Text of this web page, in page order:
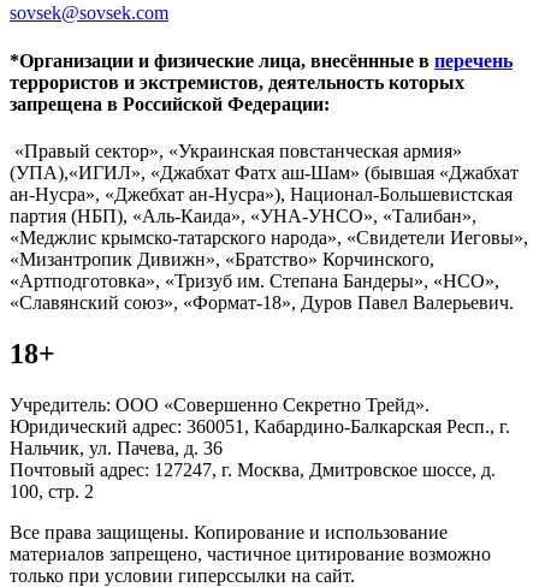
sovsek@sovsek.com
*Организации и физические лица, внесённные в перечень
террористов и экстремистов, деятельность которых
запрещена в Российской Федерации:
«Правый сектор», «Украинская повстанческая армия»
(УПА),«ИГИЛ», «Джабхат Фатх аш-Шам» (бывшая «Джабхат
ан-Нусра», «Джебхат ан-Нусра»), Национал-Большевистская
партия (НБП), «Аль-Каида», «УНА-УНСО», «Талибан»,
«Меджлис крымско-татарского народа», «Свидетели Иеговы»,
«Мизантропик Дивижн», «Братство» Корчинского,
«Артподготовка», «Тризуб им. Степана Бандеры», «НСО»,
«Славянский союз», «Формат-18», Дуров Павел Валерьевич.
18+
Учредитель: ООО «Совершенно Секретно Трейд».
Юридический адрес: 360051, Кабардино-Балкарская Респ., г.
Нальчик, ул. Пачева, д. 36
Почтовый адрес: 127247, г. Москва, Дмитровское шоссе, д.
100, стр. 2
Все права защищены. Копирование и использование
материалов запрещено, частичное цитирование возможно
только при условии гиперссылки на сайт.